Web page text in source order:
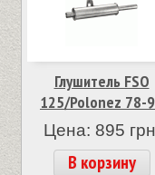
Глушитель FSO
125/Polonez 78-
Цена: 895
В корзину